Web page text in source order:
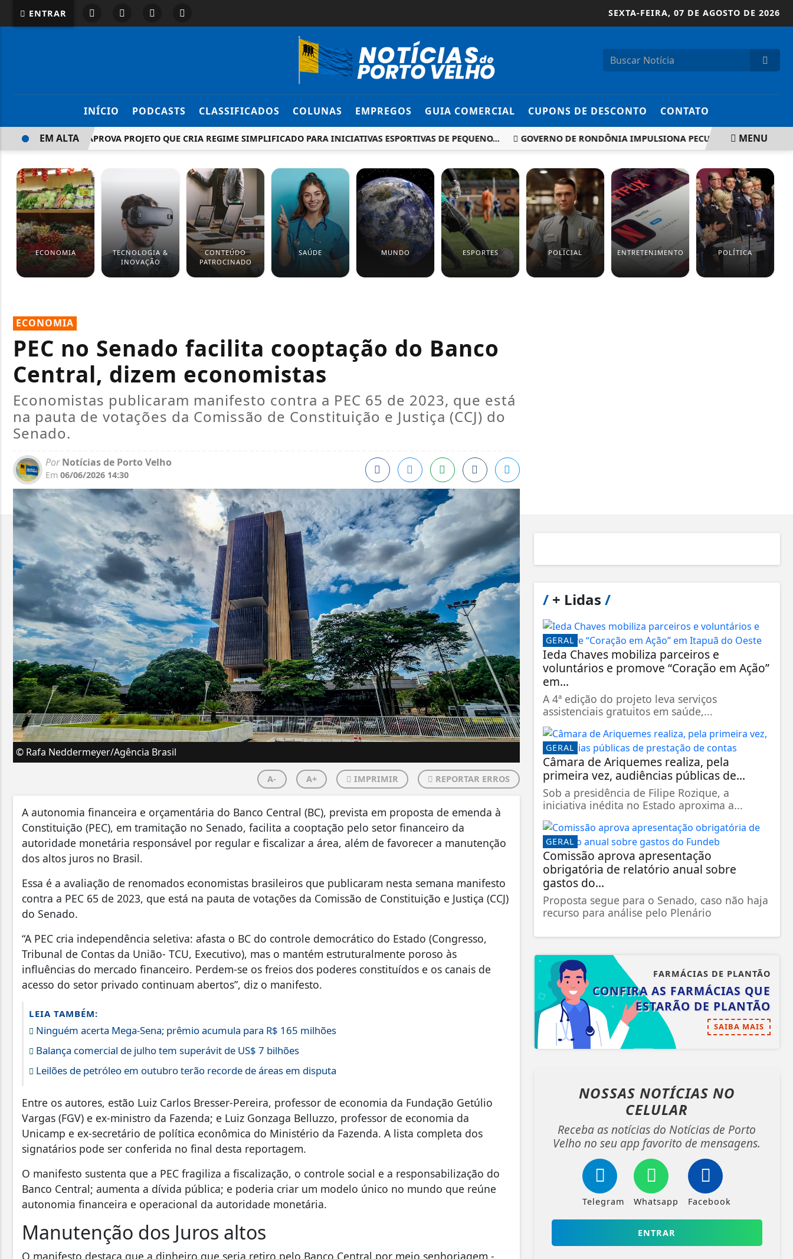
ENTRAR SEXTA-FEIRA, 07 DE AGOSTO DE 2026
INÍCIO PODCASTS CLASSIFICADOS COLUNAS EMPREGOS GUIA COMERCIAL CUPONS DE DESCONTO CONTATO
COMISSÃO APROVA PROJETO QUE CRIA REGIME SIMPLIFICADO PARA INICIATIVAS ESPORTIVAS DE PEQUENO... GOVERNO DE RONDÔNIA IMPULSIONA PECUÁRIA LEITEIRA COM
EM ALTA MENU
ECONOMIA
TECNOLOGIA &
INOVAÇÃO
CONTEÚDO
PATROCINADO
SAÚDE MUNDO ESPORTES POLICIAL ENTRETENIMENTO POLÍTICA
ECONOMIA
PEC no Senado facilita cooptação do Banco
Central, dizem economistas
Economistas publicaram manifesto contra a PEC 65 de 2023, que está
na pauta de votações da Comissão de Constituição e Justiça (CCJ) do
Senado.
PorNotícias de Porto Velho
Em 06/06/2026 14:30
© Rafa Neddermeyer/Agência Brasil
A- A+ IMPRIMIR REPORTAR ERROS
A autonomia financeira e orçamentária do Banco Central (BC), prevista em proposta de emenda à
Constituição (PEC), em tramitação no Senado, facilita a cooptação pelo setor financeiro da
autoridade monetária responsável por regular e fiscalizar a área, além de favorecer a manutenção
dos altos juros no Brasil.
Essa é a avaliação de renomados economistas brasileiros que publicaram nesta semana manifesto
contra a PEC 65 de 2023, que está na pauta de votações da Comissão de Constituição e Justiça (CCJ)
do Senado.
“A PEC cria independência seletiva: afasta o BC do controle democrático do Estado (Congresso,
Tribunal de Contas da União- TCU, Executivo), mas o mantém estruturalmente poroso às
influências do mercado financeiro. Perdem-se os freios dos poderes constituídos e os canais de
acesso do setor privado continuam abertos”, diz o manifesto.
LEIA TAMBÉM:
Ninguém acerta Mega-Sena; prêmio acumula para R$ 165 milhões
Balança comercial de julho tem superávit de US$ 7 bilhões
Leilões de petróleo em outubro terão recorde de áreas em disputa
Entre os autores, estão Luiz Carlos Bresser-Pereira, professor de economia da Fundação Getúlio
Vargas (FGV) e ex-ministro da Fazenda; e Luiz Gonzaga Belluzzo, professor de economia da
Unicamp e ex-secretário de política econômica do Ministério da Fazenda. A lista completa dos
signatários pode ser conferida no final desta reportagem.
O manifesto sustenta que a PEC fragiliza a fiscalização, o controle social e a responsabilização do
Banco Central; aumenta a dívida pública; e poderia criar um modelo único no mundo que reúne
autonomia financeira e operacional da autoridade monetária.
Manutenção dos Juros altos
/+ Lidas /
GERAL
Ieda Chaves mobiliza parceiros e
voluntários e promove “Coração em Ação”
em...
A 4ª edição do projeto leva serviços
assistenciais gratuitos em saúde,...
GERAL
Câmara de Ariquemes realiza, pela
primeira vez, audiências públicas de...
Sob a presidência de Filipe Rozique, a
iniciativa inédita no Estado aproxima a...
GERAL
Comissão aprova apresentação
obrigatória de relatório anual sobre
gastos do...
Proposta segue para o Senado, caso não haja
recurso para análise pelo Plenário
FARMÁCIAS DE PLANTÃO
CONFIRA AS FARMÁCIAS QUE
ESTARÃO DE PLANTÃO
SAIBA MAIS
NOSSAS NOTÍCIAS NO
CELULAR
Receba as notícias do Notícias de Porto
Velho no seu app favorito de mensagens.
Telegram Whatsapp Facebook
ENTRAR